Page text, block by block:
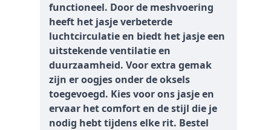
functioneel. Door de meshvoering
heeft het jasje verbeterde
luchtcirculatie en biedt het jasje een
uitstekende ventilatie en
duurzaamheid. Voor extra gemak
zijn er oogjes onder de oksels
toegevoegd. Kies voor ons jasje en
ervaar het comfort en de stijl die je
nodig hebt tijdens elke rit. Bestel